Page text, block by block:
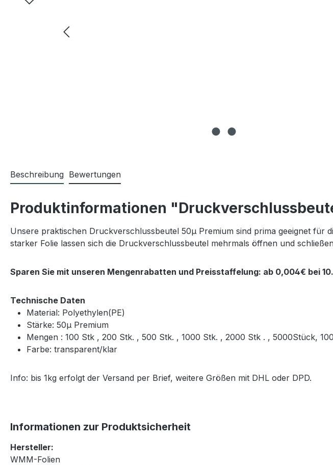
Beschreibung Bewertungen
Produktinformationen
Unsere praktischen Druckverschlussbeutel 50μ Premium sind prima geeignet für
starker Folie lassen sich die Druckverschlussbeutel mehrmals öffnen und
Sparen Sie mit unseren Mengenrabatten und Preisstaffelung: ab 0,004€ bei
Technische Daten
Material: Polyethylen(PE)
Stärke: 50μ Premium
Mengen : 100 Stk , 200 Stk. , 500 Stk. , 1000 Stk. , 2000 Stk . , 5000Stück,
Farbe: transparent/klar
Info: bis 1kg erfolgt der Versand per Brief, weitere Größen mit DHL oder DPD.
Informationen zur Produktsicherheit
Hersteller:
WMM-Folien